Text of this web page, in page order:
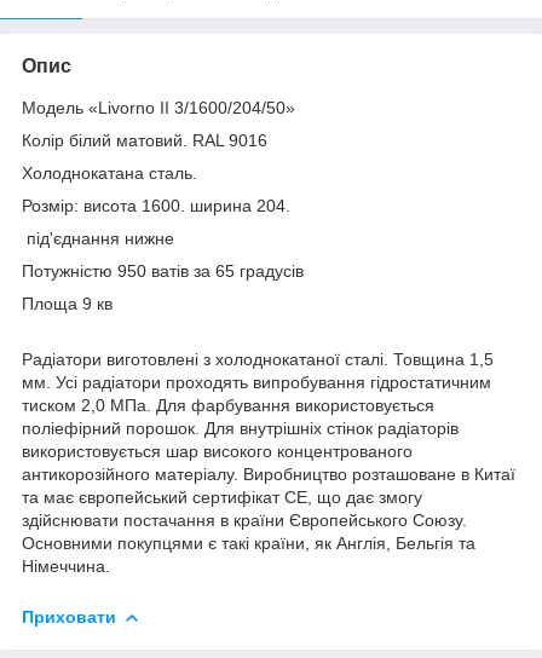
Опис
Модель «Livorno II 3/1600/204/50»
Колір білий матовий. RAL 9016
Холоднокатана сталь.
Розмір: висота 1600. ширина 204.
під'єднання нижне
Потужністю 950 ватів за 65 градусів
Площа 9 кв
Радіатори виготовлені з холоднокатаної сталі. Товщина 1,5
мм. Усі радіатори проходять випробування гідростатичним
тиском 2,0 МПа. Для фарбування використовується
поліефірний порошок. Для внутрішніх стінок радіаторів
використовується шар високого концентрованого
антикорозійного матеріалу. Виробництво розташоване в Китаї
та має європейський сертифікат СЕ, що дає змогу
здійснювати постачання в країни Європейського Союзу.
Основними покупцями є такі країни, як Англія, Бельгія та
Німеччина.
Приховати